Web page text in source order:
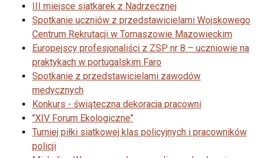
III miejsce siatkarek z Nadrzecznej
Spotkanie uczniów z przedstawicielami Wojskowego
Centrum Rekrutacji w Tomaszowie Mazowieckim
Europejscy profesjonaliści z ZSP nr 8 – uczniowie na
praktykach w portugalskim Faro
Spotkanie z przedstawicielami zawodów
medycznych
Konkurs - świąteczna dekoracja pracowni
"XIV Forum Ekologiczne"
Turniej piłki siatkowej klas policyjnych i pracowników
policji